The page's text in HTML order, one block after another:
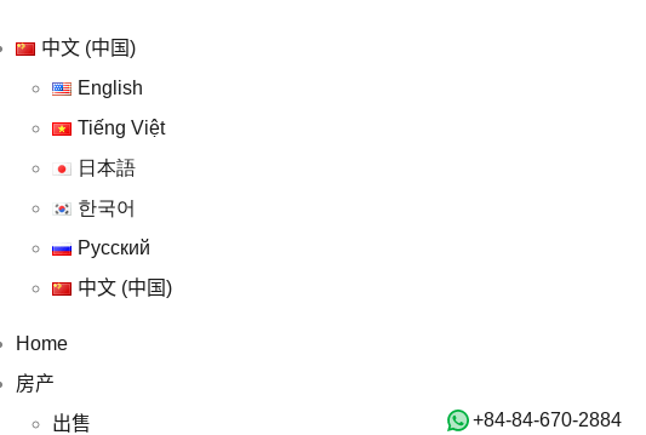
中文 (中国)
English
Tiếng Việt
日本語
한국어
Русский
中文 (中国)
Home
房产
出售
‭+84-84-670-2884‬